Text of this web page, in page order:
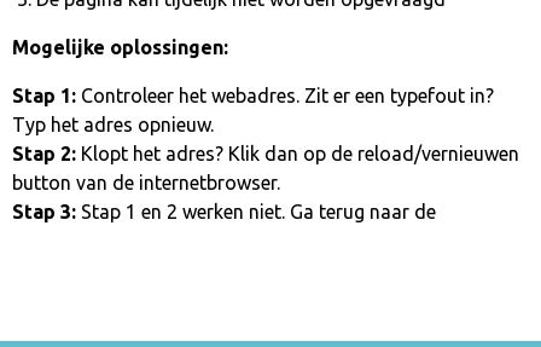
Mogelijke oplossingen:
Stap 1: Controleer het webadres. Zit er een typefout in?
Typ het adres opnieuw.
Stap 2: Klopt het adres? Klik dan op de reload/vernieuwen
button van de internetbrowser.
Stap 3: Stap 1 en 2 werken niet. Ga terug naar de